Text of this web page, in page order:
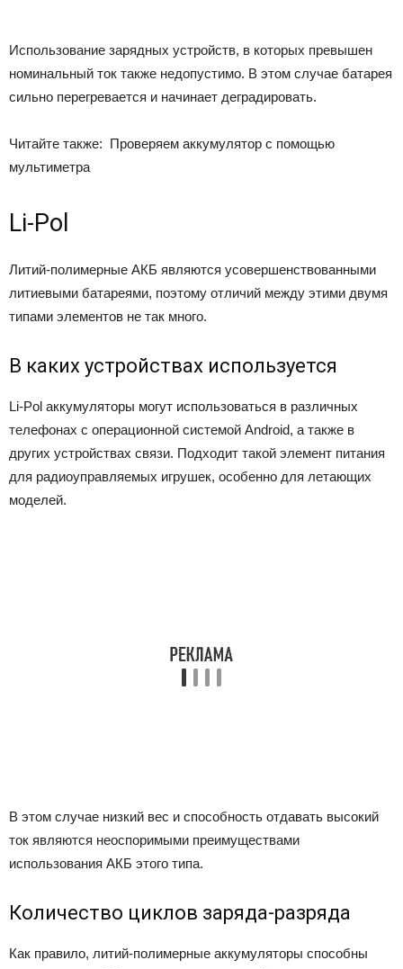
Использование зарядных устройств, в которых превышен
номинальный ток также недопустимо. В этом случае батарея
сильно перегревается и начинает деградировать.
Читайте также: Проверяем аккумулятор с помощью
мультиметра
Li-Pol
Литий-полимерные АКБ являются усовершенствованными
литиевыми батареями, поэтому отличий между этими двумя
типами элементов не так много.
В каких устройствах используется
Li-Pol аккумуляторы могут использоваться в различных
телефонах с операционной системой Android, а также в
других устройствах связи. Подходит такой элемент питания
для радиоуправляемых игрушек, особенно для летающих
моделей.
В этом случае низкий вес и способность отдавать высокий
ток являются неоспоримыми преимуществами
использования АКБ этого типа.
Количество циклов заряда-разряда
Как правило, литий-полимерные аккумуляторы способны